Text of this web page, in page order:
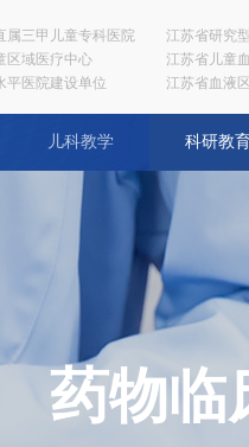
属三甲儿童专科医院
区域医疗中心
平医院建设单位
江苏省研究
江苏省儿童
江苏省血液
儿科教学 科研教育
药物临